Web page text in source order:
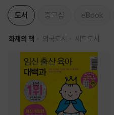
도서 중고샵 eBook
화제의 책 외국도서 세트도서